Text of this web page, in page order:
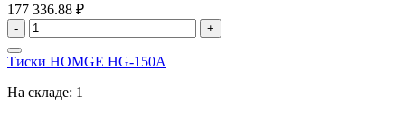
177 336.88 ₽
- +
Тиски HOMGE HG-150A
На складе: 1